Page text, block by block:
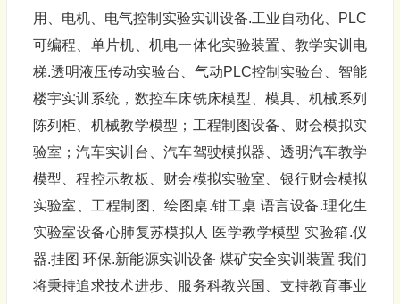
用、电机、电气控制实验实训设备.工业自动化、PLC
可编程、单片机、机电一体化实验装置、教学实训电
梯.透明液压传动实验台、气动PLC控制实验台、智能
楼宇实训系统，数控车床铣床模型、模具、机械系列
陈列柜、机械教学模型；工程制图设备、财会模拟实
验室；汽车实训台、汽车驾驶模拟器、透明汽车教学
模型、程控示教板、财会模拟实验室、银行财会模拟
实验室、工程制图、绘图桌.钳工桌 语言设备.理化生
实验室设备心肺复苏模拟人 医学教学模型 实验箱.仪
器.挂图 环保.新能源实训设备 煤矿安全实训装置 我们
将秉持追求技术进步、服务科教兴国、支持教育事业